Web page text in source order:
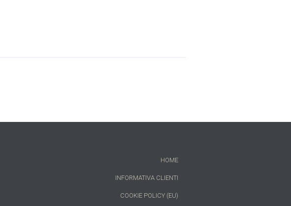
HOME
INFORMATIVA CLIENTI
COOKIE POLICY (EU)